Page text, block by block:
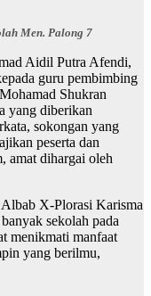
Men. Palong 7
Aidil Putra Afendi,
guru pembimbing
Shukran
yang diberikan
sokongan yang
peserta dan
amat dihargai oleh
X-Plorasi Karisma
sekolah pada
menikmati manfaat
yang berilmu,